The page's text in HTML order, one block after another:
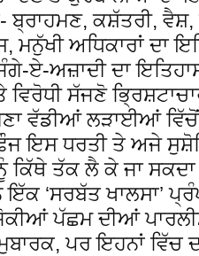
ਬ੍ਰਾਹਮਣ, ਕਸ਼ੱਤਰੀ,
ਮਨੁੱਖੀ ਅਧਿਕਾਰਾਂ ਦਾ
ਏ-ਅਜ਼ਾਦੀ ਦਾ
ਸੱਜਣੋ
ਵੱਡੀਆਂ ਲੜਾਈਆਂ
ਇਸ ਧਰਤੀ ਤੇ ਅਜੇ
ਕਿੱਥੇ ਤੱਕ ਲੈ ਕੇ ਜਾ
‘ਸਰਬੱਤ ਖਾਲਸਾ’
ਪੱਛਮ ਦੀਆਂ
ਪਰ ਇਹਨਾਂ ਵਿੱਚ